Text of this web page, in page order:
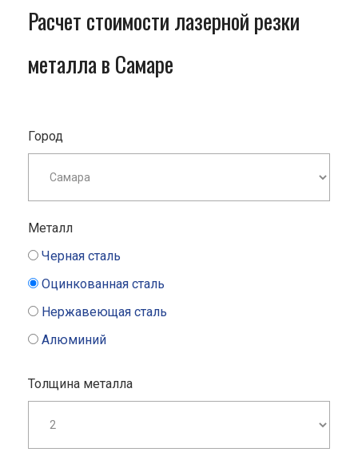
Расчет стоимости лазерной резки
металла в Самаре
Город
Металл
Черная сталь
Оцинкованная сталь
Нержавеющая сталь
Алюминий
Толщина металла